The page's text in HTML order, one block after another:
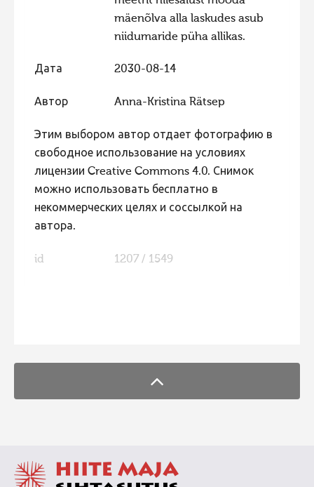
mäenõlva alla laskudes asub
niidumaride püha allikas.
Дата 2030-08-14
Автор Anna-Kristina Rätsep
Этим выбором автор отдает фотографию в
свободное использование на условиях
лицензии Creative Commons 4.0. Снимок
можно использовать бесплатно в
некоммерческих целях и соссылкой на
автора.
id 1207 / 1549